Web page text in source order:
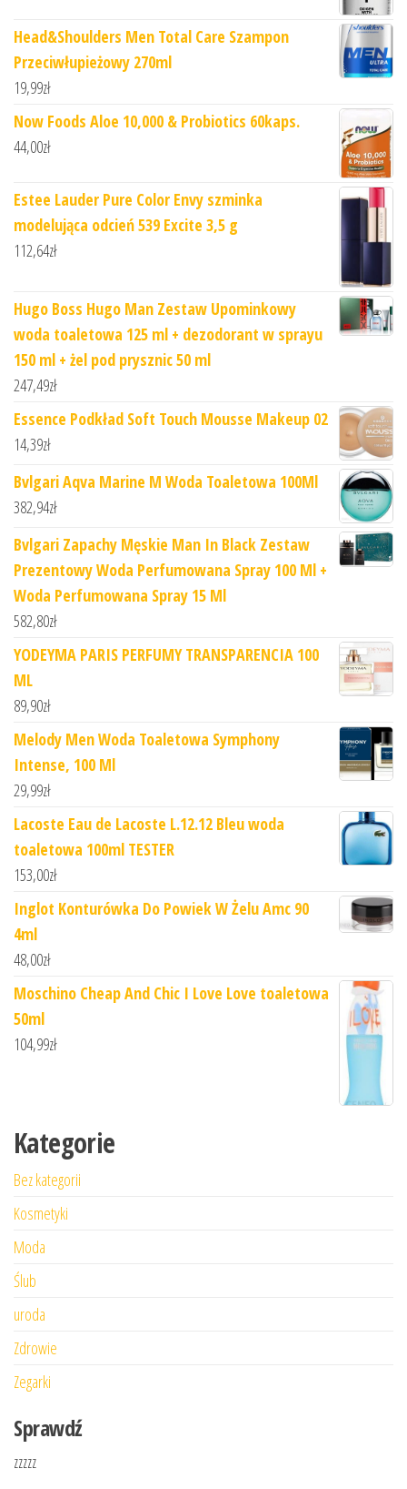
Head&Shoulders Men Total Care Szampon
Przeciwłupieżowy 270ml
19,99zł
Now Foods Aloe 10,000 & Probiotics 60kaps.
44,00zł
Estee Lauder Pure Color Envy szminka
modelująca odcień 539 Excite 3,5 g
112,64zł
Hugo Boss Hugo Man Zestaw Upominkowy
woda toaletowa 125 ml + dezodorant w sprayu
150 ml + żel pod prysznic 50 ml
247,49zł
Essence Podkład Soft Touch Mousse Makeup 02
14,39zł
Bvlgari Aqva Marine M Woda Toaletowa 100Ml
382,94zł
Bvlgari Zapachy Męskie Man In Black Zestaw
Prezentowy Woda Perfumowana Spray 100 Ml +
Woda Perfumowana Spray 15 Ml
582,80zł
YODEYMA PARIS PERFUMY TRANSPARENCIA 100
ML
89,90zł
Melody Men Woda Toaletowa Symphony
Intense, 100 Ml
29,99zł
Lacoste Eau de Lacoste L.12.12 Bleu woda
toaletowa 100ml TESTER
153,00zł
Inglot Konturówka Do Powiek W Żelu Amc 90
4ml
48,00zł
Moschino Cheap And Chic I Love Love toaletowa
50ml
104,99zł
Kategorie
Bez kategorii
Kosmetyki
Moda
Ślub
uroda
Zdrowie
Zegarki
Sprawdź
zzzzz